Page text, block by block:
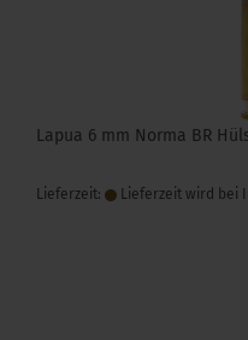
Lapua 6 mm Norma BR
Lieferzeit: Lieferzeit wird bei